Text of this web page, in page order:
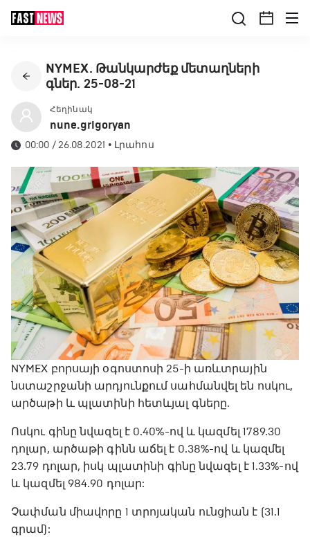
NYMEX. Թանկարժեք մետաղների
գներ. 25-08-21
Հեղինակ
nune.grigoryan
00:00 / 26.08.2021 • Լրահոս
NYMEX բորսայի օգոստոսի 25-ի առևտրային
նստաշրջանի արդյունքում սահմանվել են ոսկու,
արծաթի և պլատինի հետևյալ գները.
Ոսկու գինը նվազել է 0.40%-ով և կազմել 1789.30
դոլար, արծաթի գինն աճել է 0.38%-ով և կազմել
23.79 դոլար, իսկ պլատինի գինը նվազել է 1.33%-ով
և կազմել 984.90 դոլար:
Չափման միավորը 1 տրոյական ունցիան է (31.1
գրամ):